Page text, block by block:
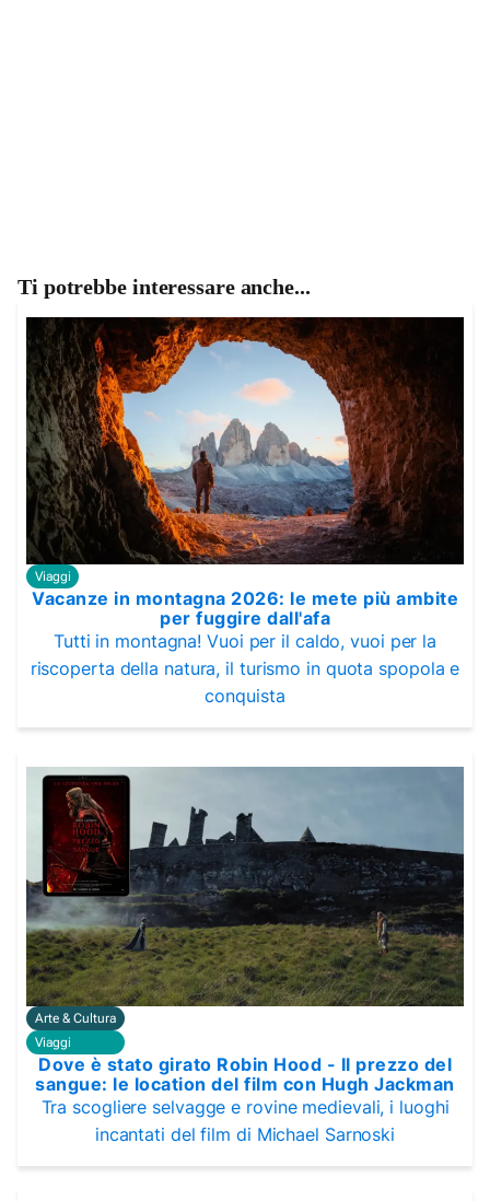
Ti potrebbe interessare anche...
Viaggi
Vacanze in montagna 2026: le mete più ambite
per fuggire dall'afa
Tutti in montagna! Vuoi per il caldo, vuoi per la
riscoperta della natura, il turismo in quota spopola e
conquista
Arte & Cultura
Viaggi
Dove è stato girato Robin Hood - Il prezzo del
sangue: le location del film con Hugh Jackman
Tra scogliere selvagge e rovine medievali, i luoghi
incantati del film di Michael Sarnoski